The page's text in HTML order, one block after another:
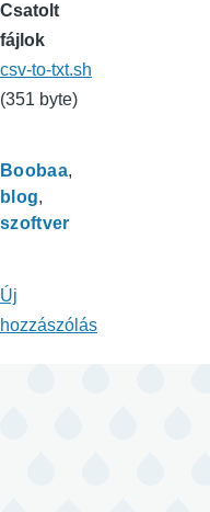
Csatolt
fájlok
csv-to-txt.sh
(351 byte)
Boobaa
blog
szoftver
Új
hozzászólás